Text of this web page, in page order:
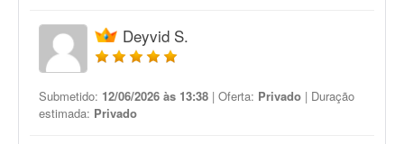
Deyvid S.
Submetido: 12/06/2026 às 13:38 | Oferta: Privado | Duração
estimada: Privado